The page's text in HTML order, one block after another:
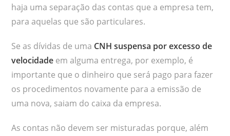
haja uma separação das contas que a empresa tem,
para aquelas que são particulares.
Se as dívidas de uma CNH suspensa por excesso de
velocidade em alguma entrega, por exemplo, é
importante que o dinheiro que será pago para fazer
os procedimentos novamente para a emissão de
uma nova, saiam do caixa da empresa.
As contas não devem ser misturadas porque, além